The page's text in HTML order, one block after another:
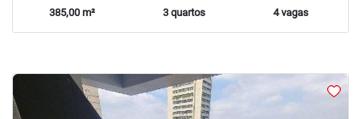
385,00 m² 3 quartos 4 vagas